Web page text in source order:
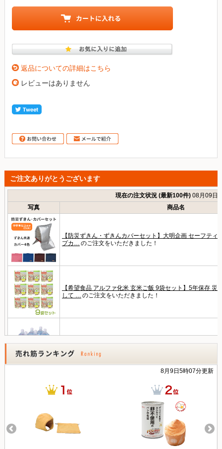
返品についての詳細はこちら
レビューはありません
ご注文ありがとうございます